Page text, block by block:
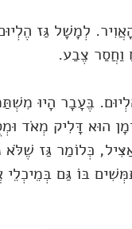
לְמָשָׁל גַּז
וַחֲסַר צֶבַע.
בֶּעָבָר הָיוּ
הוּא דָּלִיק מְאֹד
כְּלוֹמַר גַּז שֶׁלֹּא
בּוֹ גַּם בְּמֵיכְלֵי